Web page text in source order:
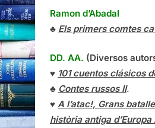
Ramon d’Abadal
♣ Els primers comtes
DD. AA. (Diversos
♥ 101 cuentos clásicos
♣ Contes russos II.
♥ A l’atac!, Grans
història antiga